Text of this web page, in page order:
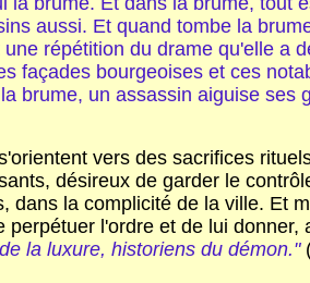
aussi. Et quand tombe la
répétition du drame qu'elle a
façades bourgeoises et ces
brume, un assassin aiguise ses
vers des sacrifices
désireux de garder le
la complicité de la ville. Et
l'ordre et de lui
la luxure, historiens du démon."